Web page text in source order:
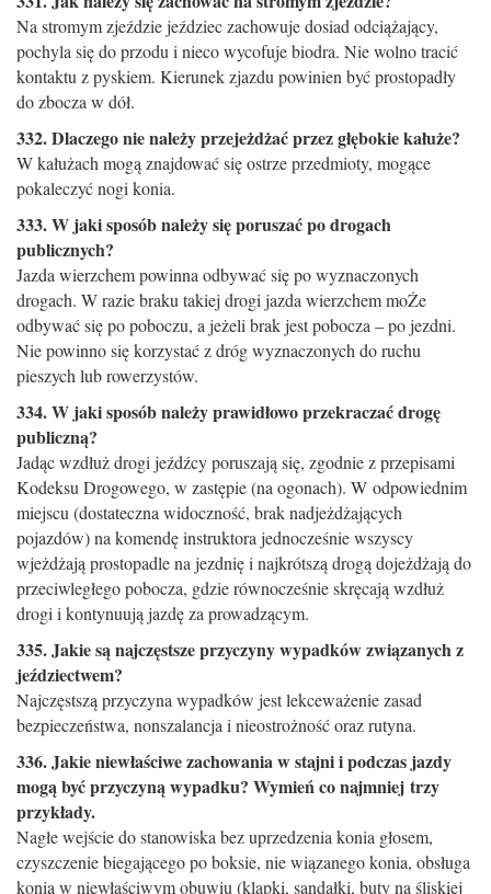
Na stromym zjeździe jeździec zachowuje dosiad odciążający,
pochyla się do przodu i nieco wycofuje biodra. Nie wolno tracić
kontaktu z pyskiem. Kierunek zjazdu powinien być prostopadły
do zbocza w dół.
332. Dlaczego nie należy przejeżdżać przez głębokie kałuże?
W kałużach mogą znajdować się ostrze przedmioty, mogące
pokaleczyć nogi konia.
333. W jaki sposób należy się poruszać po drogach
publicznych?
Jazda wierzchem powinna odbywać się po wyznaczonych
drogach. W razie braku takiej drogi jazda wierzchem moŻe
odbywać się po poboczu, a jeżeli brak jest pobocza – po jezdni.
Nie powinno się korzystać z dróg wyznaczonych do ruchu
pieszych lub rowerzystów.
334. W jaki sposób należy prawidłowo przekraczać drogę
publiczną?
Jadąc wzdłuż drogi jeźdźcy poruszają się, zgodnie z przepisami
Kodeksu Drogowego, w zastępie (na ogonach). W odpowiednim
miejscu (dostateczna widoczność, brak nadjeżdżających
pojazdów) na komendę instruktora jednocześnie wszyscy
wjeżdżają prostopadle na jezdnię i najkrótszą drogą dojeżdżają do
przeciwległego pobocza, gdzie równocześnie skręcają wzdłuż
drogi i kontynuują jazdę za prowadzącym.
335. Jakie są najczęstsze przyczyny wypadków związanych z
jeździectwem?
Najczęstszą przyczyna wypadków jest lekceważenie zasad
bezpieczeństwa, nonszalancja i nieostrożność oraz rutyna.
336. Jakie niewłaściwe zachowania w stajni i podczas jazdy
mogą być przyczyną wypadku? Wymień co najmniej trzy
przykłady.
Nagłe wejście do stanowiska bez uprzedzenia konia głosem,
czyszczenie biegającego po boksie, nie wiązanego konia, obsługa
konia w niewłaściwym obuwiu (klapki, sandałki, buty na śliskiej